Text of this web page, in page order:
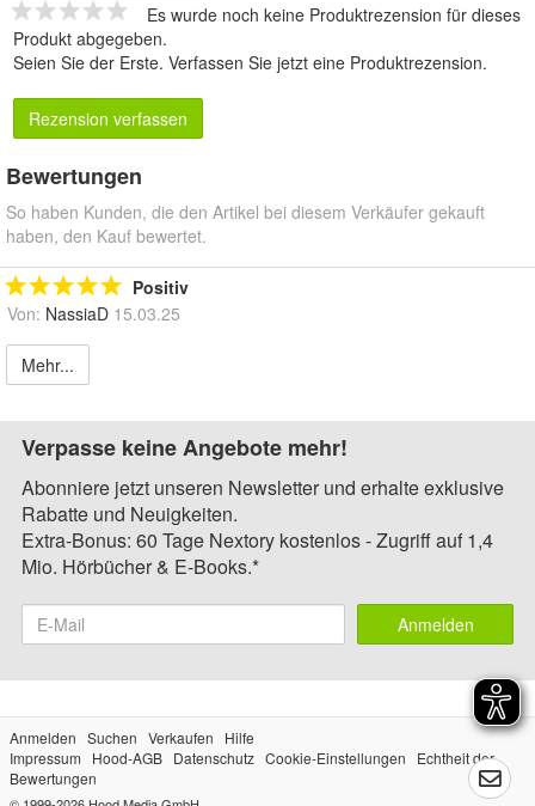
Es wurde noch keine Produktrezension für dieses
Produkt abgegeben.
Seien Sie der Erste. Verfassen Sie jetzt eine Produktrezension.
Rezension verfassen
Bewertungen
So haben Kunden, die den Artikel bei diesem Verkäufer gekauft
haben, den Kauf bewertet.
Positiv
Von: NassiaD 15.03.25
Mehr...
Verpasse keine Angebote mehr!
Abonniere jetzt unseren Newsletter und erhalte exklusive
Rabatte und Neuigkeiten.
Extra-Bonus: 60 Tage Nextory kostenlos - Zugriff auf 1,4
Mio. Hörbücher & E-Books.*
Anmelden
Anmelden Suchen Verkaufen
Hilfe
Impressum
Hood-AGB Datenschutz Cookie-Einstellungen
Echtheit der
Bewertungen